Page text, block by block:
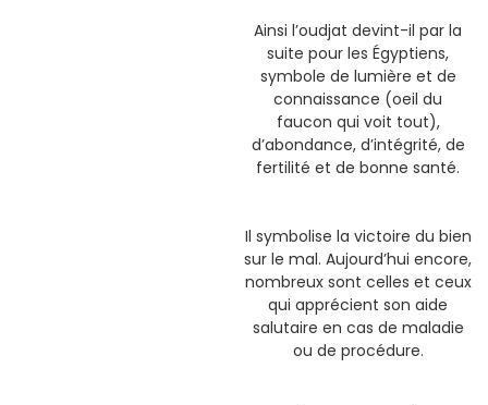
Ainsi l’oudjat devint-il par la
suite pour les Égyptiens,
symbole de lumière et de
connaissance (oeil du
faucon qui voit tout),
d’abondance, d’intégrité, de
fertilité et de bonne santé.
Il symbolise la victoire du bien
sur le mal. Aujourd’hui encore,
nombreux sont celles et ceux
qui apprécient son aide
salutaire en cas de maladie
ou de procédure.